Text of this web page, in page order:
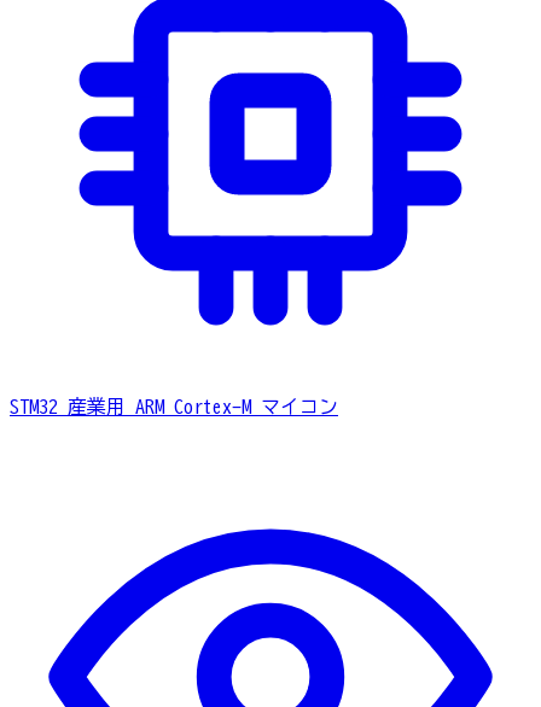
STM32 産業用 ARM Cortex-M マイコン